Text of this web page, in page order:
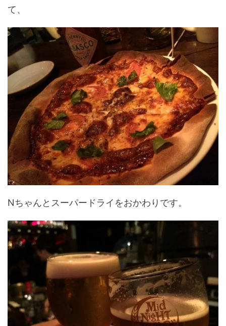
て、
Nちゃんとスーパードライをおかわりです。